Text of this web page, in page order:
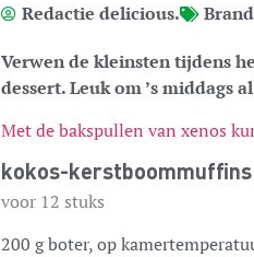
Redactie delicious.
Verwen de kleinsten tijdens
dessert. Leuk om ’s middags
Met de bakspullen van xenos
kokos-kerstboommuffins
voor 12 stuks
200 g boter, op